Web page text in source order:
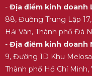
- Địa điểm kinh doanh
88, Đường Trung Lập
Hải Vân, Thành phố Đà
- Địa điểm kinh doanh
9, Đường 1D Khu
Thành phố Hồ Chí Minh,